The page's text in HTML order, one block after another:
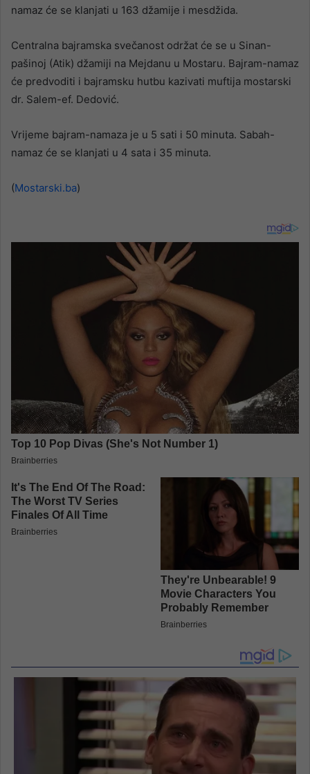
namaz će se klanjati u 163 džamije i mesdžida.
Centralna bajramska svečanost održat će se u Sinan-
pašinoj (Atik) džamiji na Mejdanu u Mostaru. Bajram-namaz
će predvoditi i bajramsku hutbu kazivati muftija mostarski
dr. Salem-ef. Dedović.
Vrijeme bajram-namaza je u 5 sati i 50 minuta. Sabah-
namaz će se klanjati u 4 sata i 35 minuta.
(Mostarski.ba)